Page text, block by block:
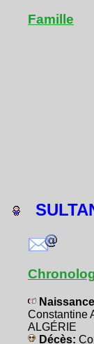
Famille
Constantine
ALGÉRIE
Décès: